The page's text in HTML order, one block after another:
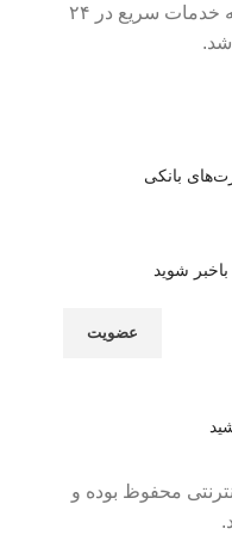
یکی از ارزشمند ترین امتیازات ما ارائه خدمات سریع در ۲۴
بانکی
شوید
محفوظ بوده و